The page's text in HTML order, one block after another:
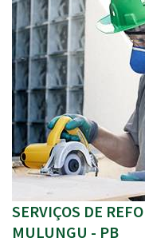
SERVIÇOS DE
MULUNGU - PB